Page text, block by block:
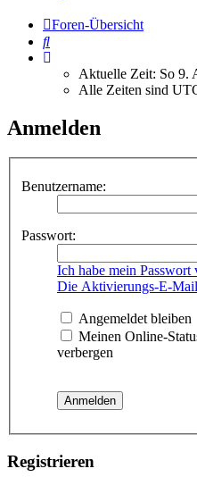
Foren-Übersicht
Suche
Aktuelle Zeit: So 9.
Alle Zeiten sind
Anmelden
Benutzername:
Passwort:
Ich habe mein Passwort
Die Aktivierungs-E-Mail
Angemeldet bleiben
Meinen Online-
verbergen
Registrieren